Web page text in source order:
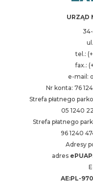
URZĄD
tel.:
fax.:
e-mail:
Nr konta: 76
Strefa płatnego
05 1240
Strefa płatnego
96 1240
Adresy
adres
AE:PL-